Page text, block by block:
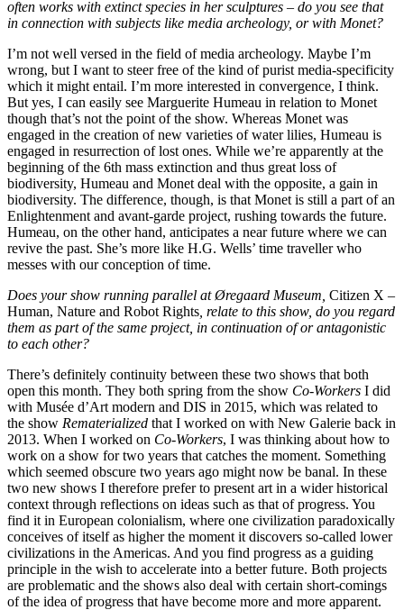
often works with extinct species in her sculptures – do you see that
in connection with subjects like media archeology, or with Monet?
I’m not well versed in the field of media archeology. Maybe I’m
wrong, but I want to steer free of the kind of purist media-specificity
which it might entail. I’m more interested in convergence, I think.
But yes, I can easily see Marguerite Humeau in relation to Monet
though that’s not the point of the show. Whereas Monet was
engaged in the creation of new varieties of water lilies, Humeau is
engaged in resurrection of lost ones. While we’re apparently at the
beginning of the 6th mass extinction and thus great loss of
biodiversity, Humeau and Monet deal with the opposite, a gain in
biodiversity. The difference, though, is that Monet is still a part of an
Enlightenment and avant-garde project, rushing towards the future.
Humeau, on the other hand, anticipates a near future where we can
revive the past. She’s more like H.G. Wells’ time traveller who
messes with our conception of time.
Does your show running parallel at Øregaard Museum, Citizen X –
Human, Nature and Robot Rights , relate to this show, do you regard
them as part of the same project, in continuation of or antagonistic
to each other?
There’s definitely continuity between these two shows that both
open this month. They both spring from the show Co-Workers I did
with Musée d’Art modern and DIS in 2015, which was related to
the show Rematerialized that I worked on with New Galerie back in
2013. When I worked on Co-Workers, I was thinking about how to
work on a show for two years that catches the moment. Something
which seemed obscure two years ago might now be banal. In these
two new shows I therefore prefer to present art in a wider historical
context through reflections on ideas such as that of progress. You
find it in European colonialism, where one civilization paradoxically
conceives of itself as higher the moment it discovers so-called lower
civilizations in the Americas. And you find progress as a guiding
principle in the wish to accelerate into a better future. Both projects
are problematic and the shows also deal with certain short-comings
of the idea of progress that have become more and more apparent.